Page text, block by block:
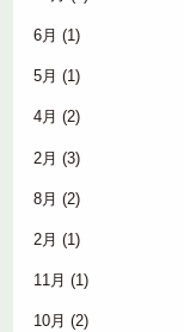
6月 (1)
5月 (1)
4月 (2)
2月 (3)
8月 (2)
2月 (1)
11月 (1)
10月 (2)